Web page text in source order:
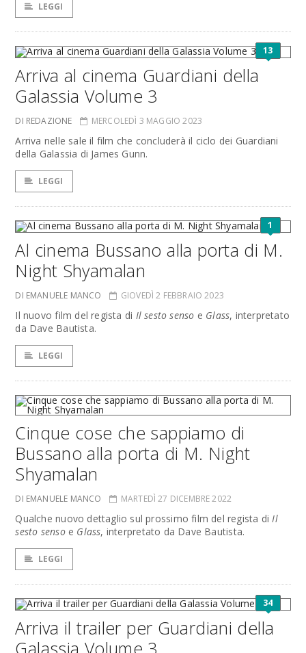
LEGGI
13
Arriva al cinema Guardiani della
Galassia Volume 3
DI REDAZIONE MERCOLEDÌ 3 MAGGIO 2023
Arriva nelle sale il film che concluderà il ciclo dei Guardiani
della Galassia di James Gunn.
LEGGI
1
Al cinema Bussano alla porta di M.
Night Shyamalan
DI EMANUELE MANCO GIOVEDÌ 2 FEBBRAIO 2023
Il nuovo film del regista di Il sesto senso e Glass, interpretato
da Dave Bautista.
LEGGI
Cinque cose che sappiamo di
Bussano alla porta di M. Night
Shyamalan
DI EMANUELE MANCO MARTEDÌ 27 DICEMBRE 2022
Qualche nuovo dettaglio sul prossimo film del regista diIl
sesto sensoe Glass, interpretato da Dave Bautista.
LEGGI
34
Arriva il trailer per Guardiani della
Galassia Volume 3